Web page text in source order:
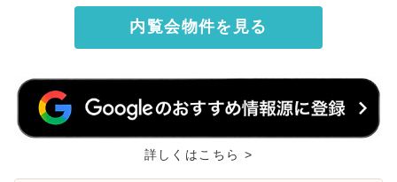
内覧会物件を見る
詳しくはこちら >